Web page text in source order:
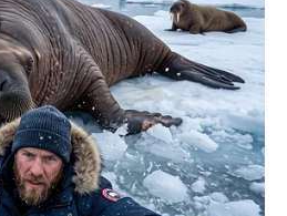
iskrenost i sigurnost, a vi ćete
na viši nivo. Neki Bikovi
budućnosti, selidbi ili
mogli bi obnoviti kontakt sa
ste mislili da je priča završena,